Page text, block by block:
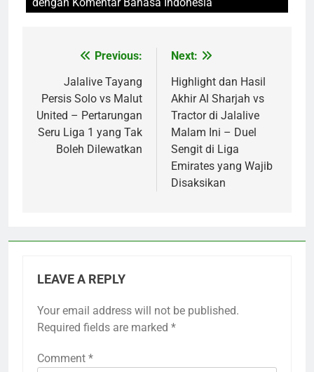
navigation
Previous:
Jalalive Tayang
Persis Solo vs Malut
United – Pertarungan
Seru Liga 1 yang Tak
Boleh Dilewatkan
Next:
Highlight dan Hasil
Akhir Al Sharjah vs
Tractor di Jalalive
Malam Ini – Duel
Sengit di Liga
Emirates yang Wajib
Disaksikan
LEAVE A REPLY
Your email address will not be published.
Required fields are marked *
Comment *